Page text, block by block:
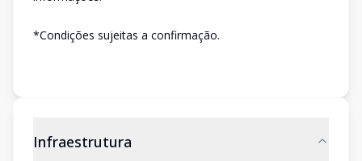
*Condições sujeitas a confirmação.
Infraestrutura